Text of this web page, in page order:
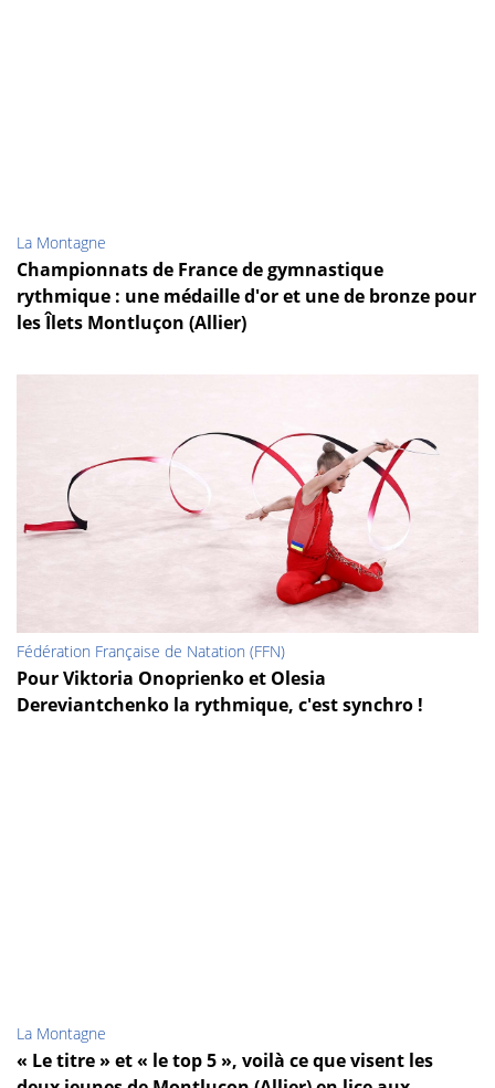
La Montagne
Championnats de France de gymnastique
rythmique : une médaille d'or et une de bronze pour
les Îlets Montluçon (Allier)
Fédération Française de Natation (FFN)
Pour Viktoria Onoprienko et Olesia
Dereviantchenko la rythmique, c'est synchro !
La Montagne
« Le titre » et « le top 5 », voilà ce que visent les